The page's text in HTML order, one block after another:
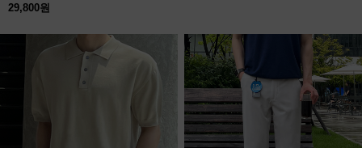
29,800원